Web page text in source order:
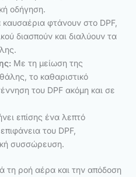
οδήγηση.
φτάνουν στο DPF,
διασπούν και διαλύουν τα
Με τη μείωση της
το καθαριστικό
του DPF ακόμη και σε
επίσης ένα λεπτό
του DPF,
συσσώρευση.
τη ροή αέρα και την απόδοση